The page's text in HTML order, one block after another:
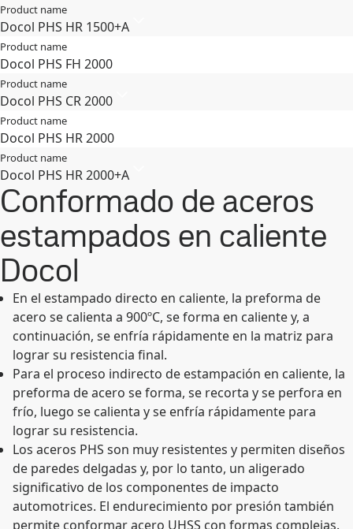
Product name
Docol PHS HR 1500+A
Product name
Docol PHS FH 2000
Product name
Docol PHS CR 2000
Product name
Docol PHS HR 2000
Product name
Docol PHS HR 2000+A
Conformado de aceros
estampados en caliente
Docol
En el estampado directo en caliente, la preforma de
acero se calienta a 900ºC, se forma en caliente y, a
continuación, se enfría rápidamente en la matriz para
lograr su resistencia final.
Para el proceso indirecto de estampación en caliente, la
preforma de acero se forma, se recorta y se perfora en
frío, luego se calienta y se enfría rápidamente para
lograr su resistencia.
Los aceros PHS son muy resistentes y permiten diseños
de paredes delgadas y, por lo tanto, un aligerado
significativo de los componentes de impacto
automotrices. El endurecimiento por presión también
permite conformar acero UHSS con formas complejas.